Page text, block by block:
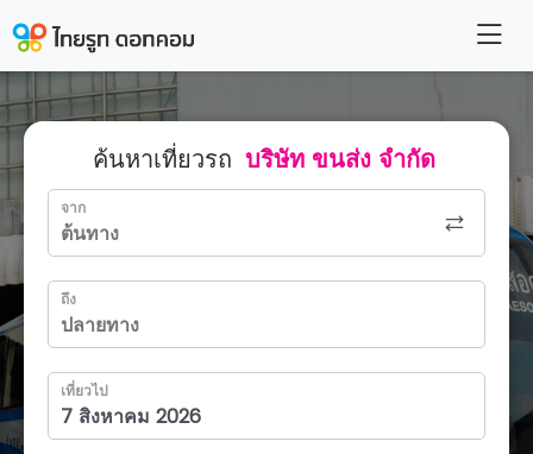
ค้นหาเที่ยวรถ บริษัท ขนส่ง จำกัด
จาก
ถึง
เที่ยวไป